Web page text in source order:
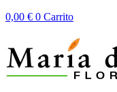
0,00 € 0 Carrito